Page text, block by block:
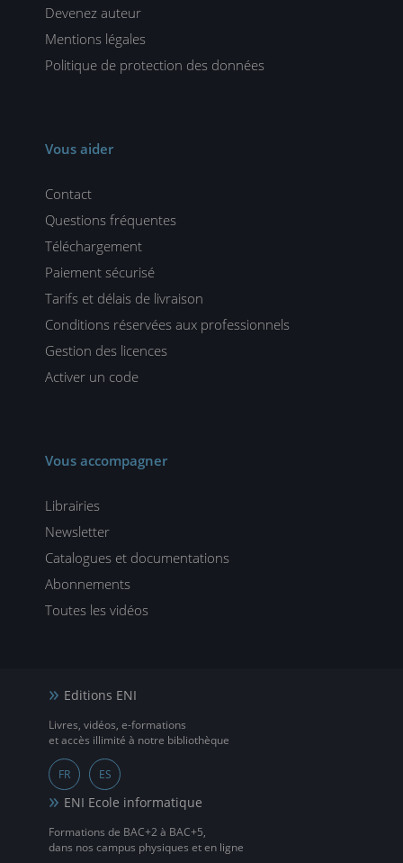
Devenez auteur
Mentions légales
Politique de protection des données
Vous aider
Contact
Questions fréquentes
Téléchargement
Paiement sécurisé
Tarifs et délais de livraison
Conditions réservées aux professionnels
Gestion des licences
Activer un code
Vous accompagner
Librairies
Newsletter
Catalogues et documentations
Abonnements
Toutes les vidéos
Editions ENI
Livres, vidéos, e-formations
et accès illimité à notre bibliothèque
FR ES
ENI Ecole informatique
Formations de BAC+2 à BAC+5,
dans nos campus physiques et en ligne